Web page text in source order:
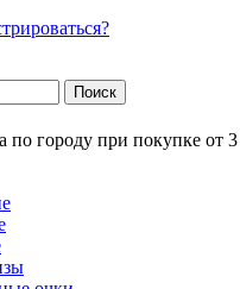
Поиск
по городу при покупке от